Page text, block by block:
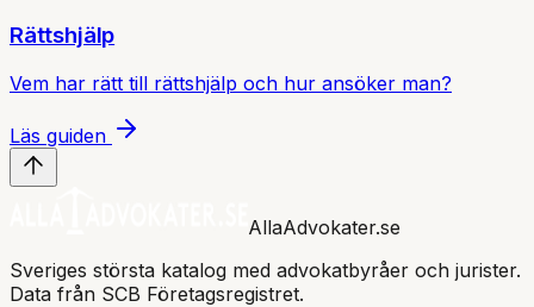
Rättshjälp
Vem har rätt till rättshjälp och hur ansöker man?
Läs guiden
AllaAdvokater.se
Sveriges största katalog med advokatbyråer och jurister.
Data från SCB Företagsregistret.